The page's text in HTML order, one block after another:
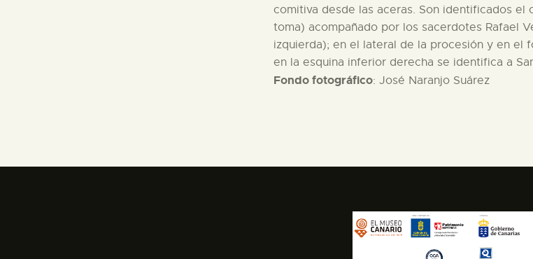
comitiva desde las aceras. Son identificados
toma) acompañado por los sacerdotes Rafael
izquierda); en el lateral de la procesión y en el
en la esquina inferior derecha se identifica a
Fondo fotográfico: José Naranjo Suárez